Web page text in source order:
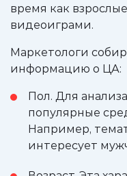
время как
видеоиграми.
Маркетологи
информацию о ЦА:
Пол. Для
популярные
Например,
интересует